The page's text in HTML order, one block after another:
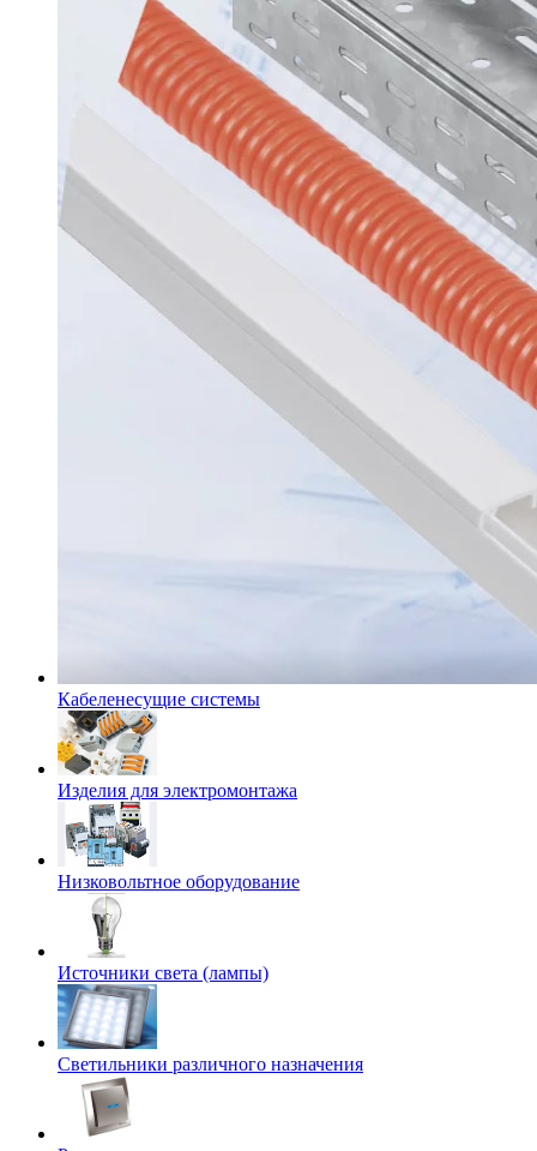
Кабеленесущие системы
Изделия для электромонтажа
Низковольтное оборудование
Источники света (лампы)
Светильники различного назначения